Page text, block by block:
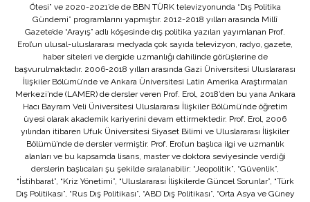
Ötesi” ve 2020-2021’de de BBN TÜRK televizyonunda “Dış Politika
Gündemi” programlarını yapmıştır. 2012-2018 yılları arasında Millî
Gazete’de “Arayış” adlı köşesinde dış politika yazıları yayımlanan Prof.
Erol’un ulusal-uluslararası medyada çok sayıda televizyon, radyo, gazete,
haber siteleri ve dergide uzmanlığı dahilinde görüşlerine de
başvurulmaktadır. 2006-2018 yılları arasında Gazi Üniversitesi Uluslararası
İlişkiler Bölümü’nde ve Ankara Üniversitesi Latin Amerika Araştırmaları
Merkezi’nde (LAMER) de dersler veren Prof. Erol, 2018’den bu yana Ankara
Hacı Bayram Veli Üniversitesi Uluslararası İlişkiler Bölümü’nde öğretim
üyesi olarak akademik kariyerini devam ettirmektedir. Prof. Erol, 2006
yılından itibaren Ufuk Üniversitesi Siyaset Bilimi ve Uluslararası İlişkiler
Bölümü’nde de dersler vermiştir. Prof. Erol’un başlıca ilgi ve uzmanlık
alanları ve bu kapsamda lisans, master ve doktora seviyesinde verdiği
derslerin başlıcaları şu şekilde sıralanabilir: “Jeopolitik”, “Güvenlik”,
“İstihbarat”, “Kriz Yönetimi”, “Uluslararası İlişkilerde Güncel Sorunlar”, “Türk
Dış Politikası”, “Rus Dış Politikası”, “ABD Dış Politikası”, “Orta Asya ve Güney